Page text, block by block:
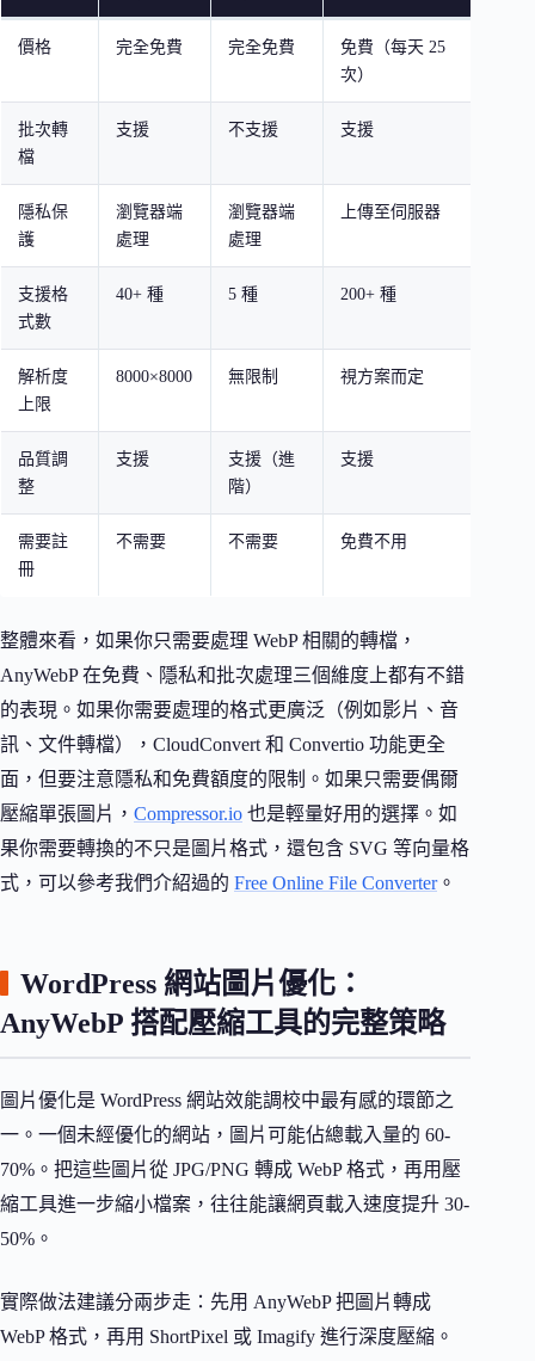
價格 完全免費 完全免費
免費（每天 25
次）
批次轉
檔
支援 不支援 支援
隱私保
護
瀏覽器端
處理
瀏覽器端
處理
上傳至伺服器
支援格
式數
40+ 種 5 種 200+ 種
解析度
上限
8000×8000 無限制 視方案而定
品質調
整
支援
支援（進
階）
支援
需要註
冊
不需要 不需要 免費不用
整體來看，如果你只需要處理 WebP 相關的轉檔，
AnyWebP 在免費、隱私和批次處理三個維度上都有不錯
的表現。如果你需要處理的格式更廣泛（例如影片、音
訊、文件轉檔），CloudConvert 和 Convertio 功能更全
面，但要注意隱私和免費額度的限制。如果只需要偶爾
壓縮單張圖片， Compressor.io 也是輕量好用的選擇。如
果你需要轉換的不只是圖片格式，還包含 SVG 等向量格
式，可以參考我們介紹過的 Free Online File Converter。
WordPress 網站圖片優化：
AnyWebP 搭配壓縮工具的完整策略
圖片優化是 WordPress 網站效能調校中最有感的環節之
一。一個未經優化的網站，圖片可能佔總載入量的 60-
70%。把這些圖片從 JPG/PNG 轉成 WebP 格式，再用壓
縮工具進一步縮小檔案，往往能讓網頁載入速度提升 30-
50%。
實際做法建議分兩步走：先用 AnyWebP 把圖片轉成
WebP 格式，再用 ShortPixel 或 Imagify 進行深度壓縮。